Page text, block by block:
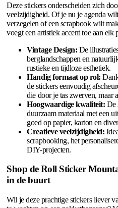
Deze stickers onderscheiden zich
veelzijdigheid. Of je nu je agenda
verzegelen of een scrapbook wilt
voegt een artistiek accent toe aan elk
Vintage Design: De
berglandschappen en
rustieke en tijdloze esthetiek.
Handig formaat op rol:
de stickers eenvoudig
die door je tas zwerven, maar
Hoogwaardige kwaliteit: De
duurzaam materiaal met een
goed op papier, karton en
Creatieve veelzijdigheid:
scrapbooking, het
DIY-projecten.
Shop de Roll Sticker
in de buurt
Wil je deze prachtige stickers liever